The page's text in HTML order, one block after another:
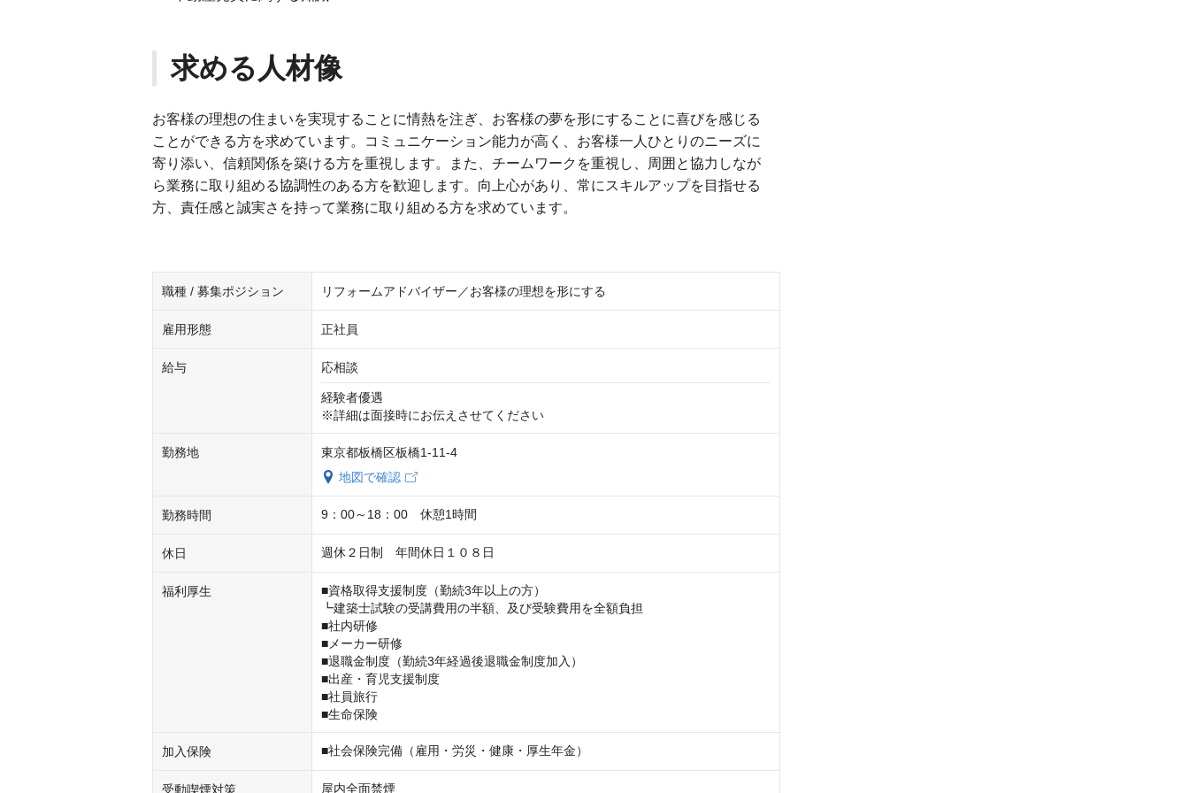
求める人材像
お客様の理想の住まいを実現することに情熱を注ぎ、お客様の夢を形にすることに喜びを感じる
ことができる方を求めています。コミュニケーション能力が高く、お客様一人ひとりのニーズに
寄り添い、信頼関係を築ける方を重視します。また、チームワークを重視し、周囲と協力しなが
ら業務に取り組める協調性のある方を歓迎します。向上心があり、常にスキルアップを目指せる
方、責任感と誠実さを持って業務に取り組める方を求めています。
職種 / 募集ポジション リフォームアドバイザー／お客様の理想を形にする
雇用形態 正社員
給与 応相談
経験者優遇
※詳細は面接時にお伝えさせてください
勤務地
東京都板橋区板橋1-11-4
地図で確認
勤務時間 9：00～18：00　休憩1時間
休日 週休２日制　年間休日１０８日
福利厚生
■資格取得支援制度（勤続3年以上の方）
┗建築士試験の受講費用の半額、及び受験費用を全額負担
■社内研修
■メーカー研修
■退職金制度（勤続3年経過後退職金制度加入）
■出産・育児支援制度
■社員旅行
■生命保険
加入保険 ■社会保険完備（雇用・労災・健康・厚生年金）
受動喫煙対策 屋内全面禁煙